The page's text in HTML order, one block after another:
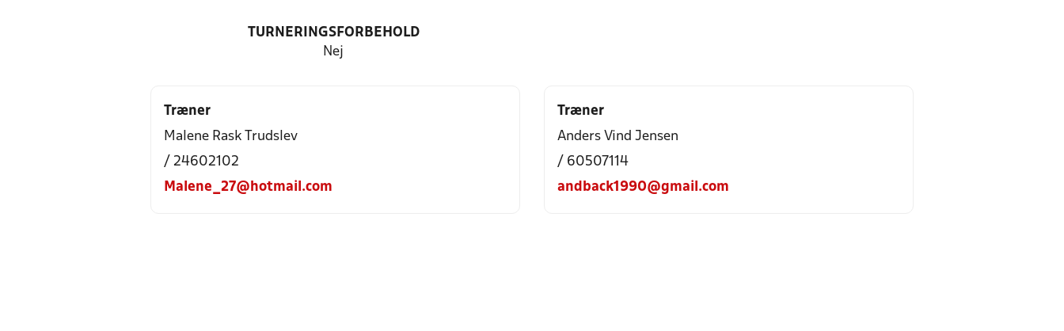
TURNERINGSFORBEHOLD
Nej
Træner
Malene Rask Trudslev
/ 24602102
Malene_27@hotmail.com
Træner
Anders Vind Jensen
/ 60507114
andback1990@gmail.com